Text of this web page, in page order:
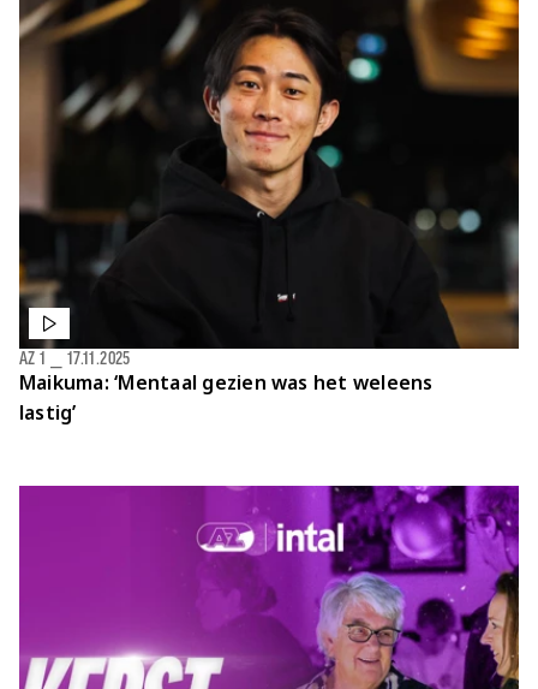
Maikuma: ‘Mentaal gezien was het weleens
lastig’
AZ 1 17.11.2025